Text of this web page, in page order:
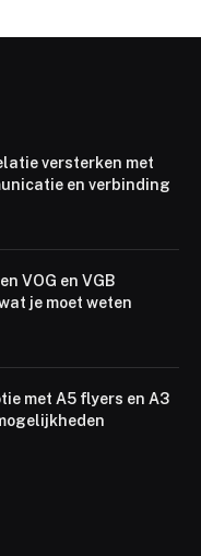
versterken met
en verbinding
VOG en VGB
je moet weten
met A5 flyers en A3